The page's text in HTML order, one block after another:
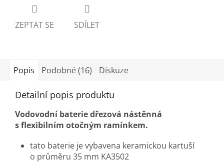
ZEPTAT SE SDÍLET
Popis Podobné (16) Diskuze
Detailní popis produktu
Vodovodní baterie dřezová nástěnná
s flexibilním otočným ramínkem.
tato baterie je vybavena keramickou kartuší
o průměru 35 mm KA3502